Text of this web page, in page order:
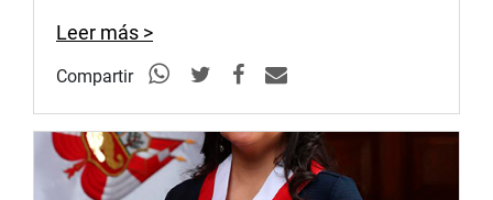
Leer más >
Compartir